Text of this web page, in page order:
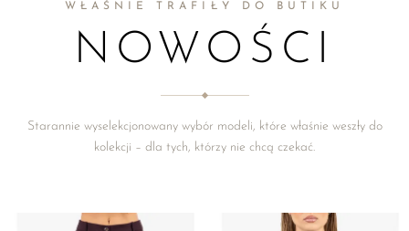
WŁAŚNIE TRAFIŁY DO BUTIKU
NOWOŚCI
Starannie wyselekcjonowany wybór modeli, które właśnie weszły do
kolekcji – dla tych, którzy nie chcą czekać.